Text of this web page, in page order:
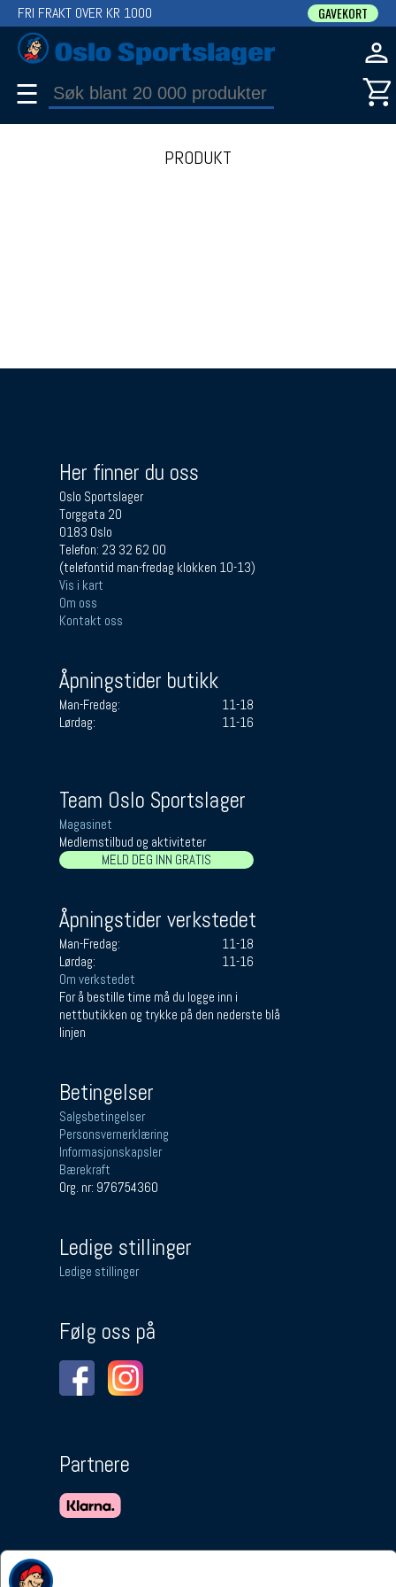
FRI FRAKT OVER KR 1000 GAVEKORT
☰
PRODUKT
Her finner du oss
Oslo Sportslager
Torggata 20
0183 Oslo
Telefon: 23 32 62 00
(telefontid man-fredag klokken 10-13)
Vis i kart
Om oss
Kontakt oss
Åpningstider butikk
Man-Fredag:
11-18
Lørdag:
11-16
Team Oslo Sportslager
Magasinet
Medlemstilbud og aktiviteter
MELD DEG INN GRATIS
Åpningstider verkstedet
Man-Fredag:
11-18
Lørdag:
11-16
Om verkstedet
For å bestille time må du logge inn i
nettbutikken og trykke på den nederste blå
linjen
Betingelser
Salgsbetingelser
Personsvernerklæring
Informasjonskapsler
Bærekraft
Org. nr: 976754360
Ledige stillinger
Ledige stillinger
Følg oss på
Partnere